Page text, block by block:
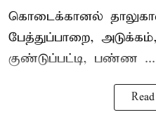
கொடைக்கானல்
பேத்துப்பாறை,
குண்டுப்பட்டி, பண்ண ...